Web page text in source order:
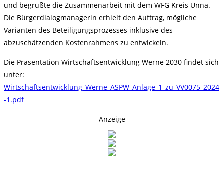
und begrüßte die Zusammenarbeit mit dem WFG Kreis Unna.
Die Bürgerdialogmanagerin erhielt den Auftrag, mögliche
Varianten des Beteiligungsprozesses inklusive des
abzuschätzenden Kostenrahmens zu entwickeln.
Die Präsentation Wirtschaftsentwicklung Werne 2030 findet sich
unter:
Wirtschaftsentwicklung_Werne_ASPW_Anlage_1_zu_VV0075_2024
-1.pdf
Anzeige